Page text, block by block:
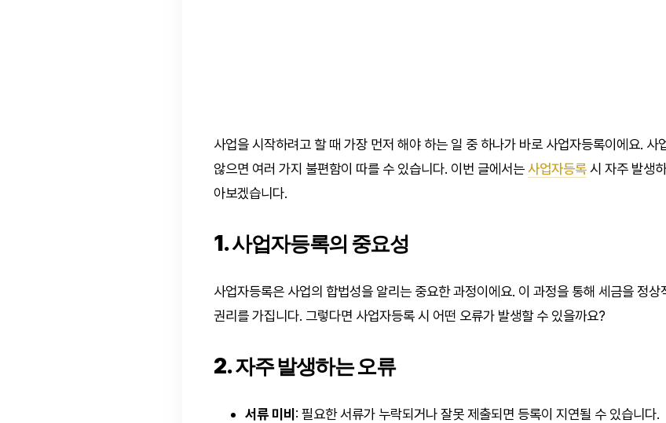
사업을 시작하려고 할 때 가장 먼저 해야 하는 일 중 하나가 바로 사업자등록이에요. 사
않으면 여러 가지 불편함이 따를 수 있습니다. 이번 글에서는사업자등록시 자주 발생
아보겠습니다.
1. 사업자등록의 중요성
사업자등록은 사업의 합법성을 알리는 중요한 과정이에요. 이 과정을 통해 세금을 정
권리를 가집니다. 그렇다면 사업자등록 시 어떤 오류가 발생할 수 있을까요?
2. 자주 발생하는 오류
서류 미비: 필요한 서류가 누락되거나 잘못 제출되면 등록이 지연될 수 있습니다.